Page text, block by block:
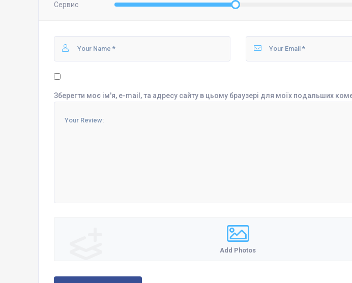
Сервис
Зберегти моє ім'я, e-mail, та адресу сайту в цьому браузері для моїх подальших
Add Photos